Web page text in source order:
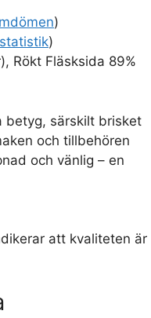
)
)
Rökt Fläsksida 89%
betyg, särskilt brisket
och tillbehören
och vänlig – en
att kvaliteten är